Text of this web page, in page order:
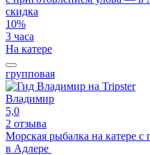
скидка
10%
3 часа
На катере
групповая
Владимир
5,0
2 отзыва
Морская рыбалка на катере
в Адлере